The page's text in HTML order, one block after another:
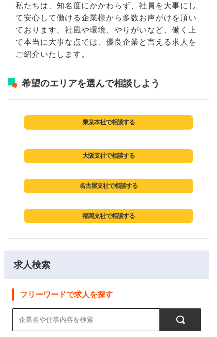
求人検索
フリーワードで求人を探す
私たちは、知名度にかかわらず、社員を大事にし
て安心して働ける企業様から多数お声がけを頂い
ております。社風や環境、やりがいなど、働く上
で本当に大事な点では、優良企業と言える求人を
ご紹介いたします。
希望のエリアを選んで相談しよう
東京本社で相談する
大阪支社で相談する
名古屋支社で相談する
福岡支社で相談する